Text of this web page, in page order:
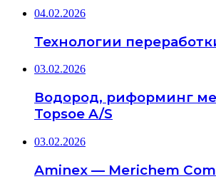
04.02.2026
Технологии
03.02.2026
Водород, риформинг
Topsoe A/S
03.02.2026
Aminex — Merichem